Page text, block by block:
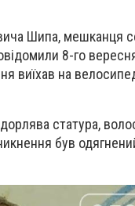
Шипа, мешканця
8-го
виїхав на
статура,
був